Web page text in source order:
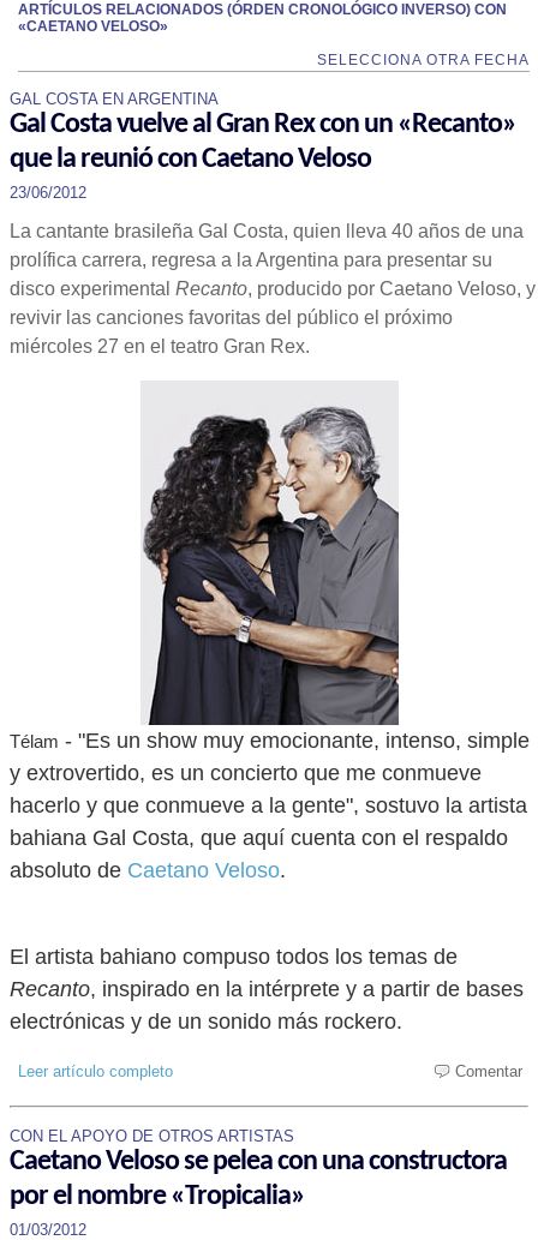
ARTÍCULOS RELACIONADOS (ÓRDEN CRONOLÓGICO INVERSO) CON
«CAETANO VELOSO»
SELECCIONA OTRA FECHA
GAL COSTA EN ARGENTINA
Gal Costa vuelve al Gran Rex con un «Recanto»
que la reunió con Caetano Veloso
23/06/2012
La cantante brasileña Gal Costa, quien lleva 40 años de una
prolífica carrera, regresa a la Argentina para presentar su
disco experimental Recanto, producido por Caetano Veloso, y
revivir las canciones favoritas del público el próximo
miércoles 27 en el teatro Gran Rex.
Télam - "Es un show muy emocionante, intenso, simple
y extrovertido, es un concierto que me conmueve
hacerlo y que conmueve a la gente", sostuvo la artista
bahiana Gal Costa, que aquí cuenta con el respaldo
absoluto de Caetano Veloso.
El artista bahiano compuso todos los temas de
Recanto, inspirado en la intérprete y a partir de bases
electrónicas y de un sonido más rockero.
Leer artículo completo Comentar
CON EL APOYO DE OTROS ARTISTAS
Caetano Veloso se pelea con una constructora
por el nombre «Tropicalia»
01/03/2012